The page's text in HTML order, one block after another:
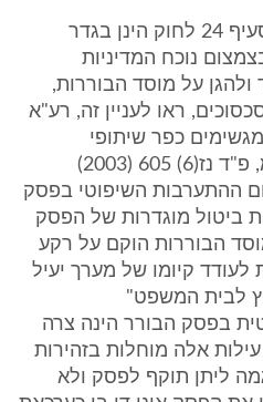
עילות הביטול הקבועות בסעיף 24 לחוק הינן בגדר
נוכח המדיניות
על מוסד הבוררות,
ראו לעניין זה, רע"א
מגשימים כפר שיתופי
להתיישבות שיתופית בע"מ, פ"ד נז(6) 605 (2003)
ההתערבות השיפוטי בפסק
ביטול מוגדרות של הפסק
הבוררות הוקם על רקע
קיומו של מערך יעיל
לבית המשפט"
בפסק הבורר הינה צרה
אלה מוחלות בזהירות
ליתן תוקף לפסק ולא